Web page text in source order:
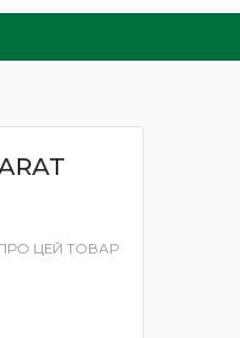
ЦЕЙ ТОВАР